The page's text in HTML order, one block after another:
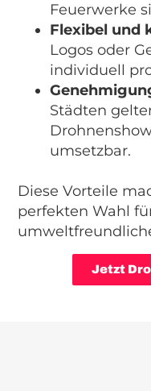
Feuerwerke
Flexibel und
Logos oder
individuell
Städten
umsetzbar.
Diese Vorteile
perfekten Wahl
Jetzt